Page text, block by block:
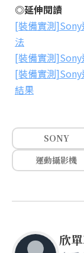
◎延伸閱讀
[裝備實測]Sony
法
[裝備實測]Sony
[裝備實測]Sony
結果
SONY
運動攝影機
欣